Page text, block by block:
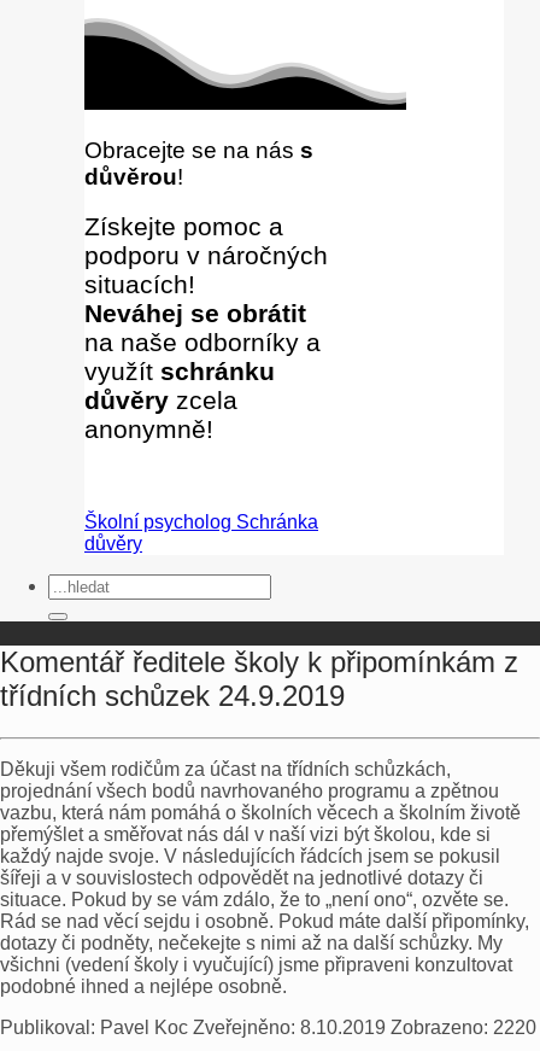
Obracejte se na nás s
důvěrou!
Získejte pomoc a
podporu v náročných
situacích!
Neváhej se obrátit
na naše odborníky a
využít schránku
důvěry zcela
anonymně!
Školní psycholog Schránka
důvěry
Komentář ředitele školy k připomínkám z
třídních schůzek 24.9.2019
Děkuji všem rodičům za účast na třídních schůzkách,
projednání všech bodů navrhovaného programu a zpětnou
vazbu, která nám pomáhá o školních věcech a školním životě
přemýšlet a směřovat nás dál v naší vizi být školou, kde si
každý najde svoje. V následujících řádcích jsem se pokusil
šířeji a v souvislostech odpovědět na jednotlivé dotazy či
situace. Pokud by se vám zdálo, že to „není ono“, ozvěte se.
Rád se nad věcí sejdu i osobně. Pokud máte další připomínky,
dotazy či podněty, nečekejte s nimi až na další schůzky. My
všichni (vedení školy i vyučující) jsme připraveni konzultovat
podobné ihned a nejlépe osobně.
Publikoval: Pavel Koc Zveřejněno: 8.10.2019 Zobrazeno: 2220